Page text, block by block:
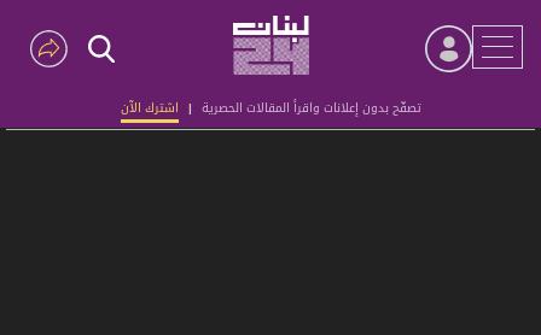
تصفّح بدون إعلانات واقرأ المقالات الحصرية | اشترك الآن
Advertisement